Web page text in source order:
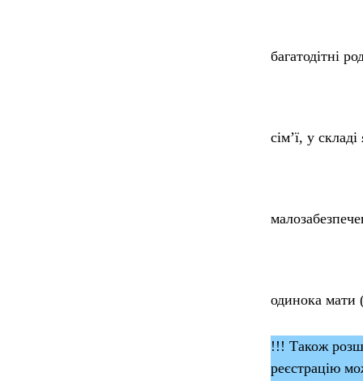
багатодітні
сім’ї, у
одинока мати
!!! Також
реєстрацію